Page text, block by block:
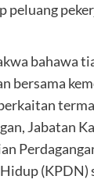
peluang
bahawa
bersama
Jabatan
(KPDN)